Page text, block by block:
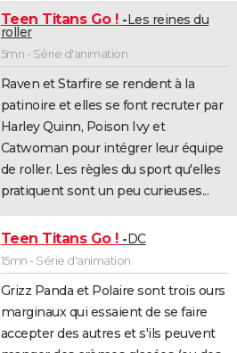
Teen Titans Go ! Les reines du
roller
5mn - Série d'animation
Raven et Starfire se rendent à la
patinoire et elles se font recruter par
Harley Quinn, Poison Ivy et
Catwoman pour intégrer leur équipe
de roller. Les règles du sport qu'elles
pratiquent sont un peu curieuses...
Teen Titans Go ! DC
15mn - Série d'animation
Grizz Panda et Polaire sont trois ours
marginaux qui essaient de se faire
accepter des autres et s'ils peuvent